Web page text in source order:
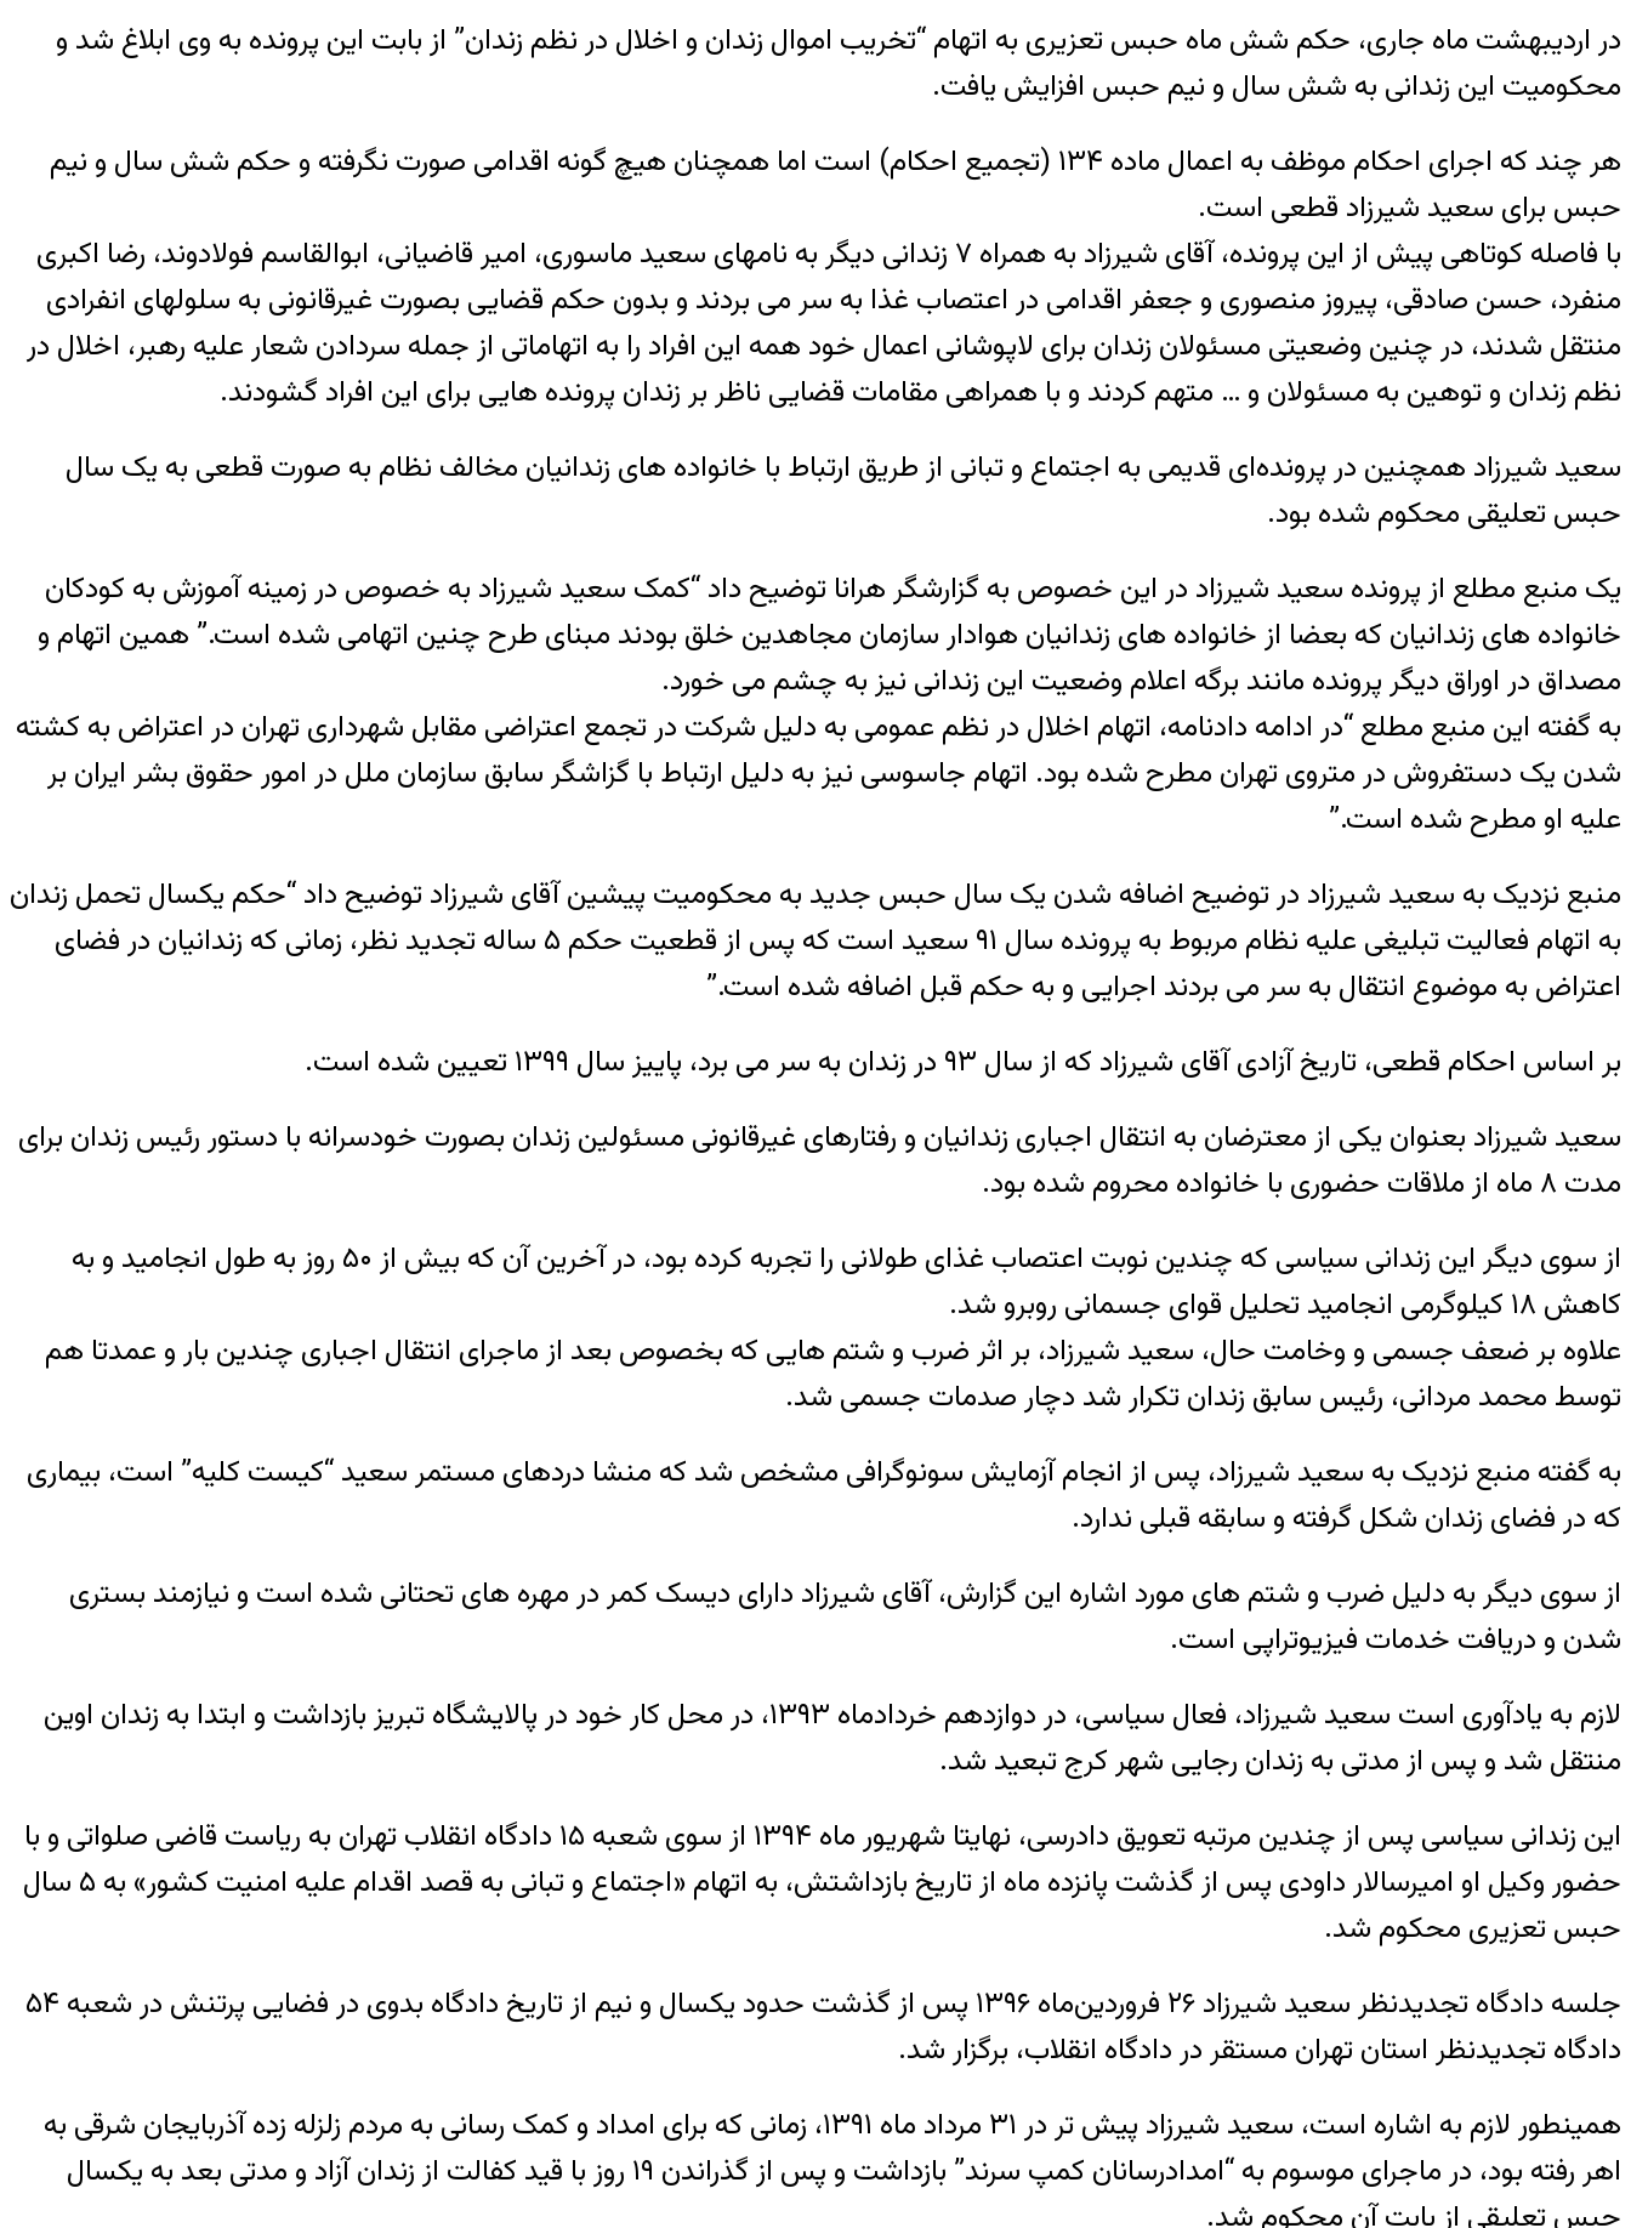
در اردیبهشت ماه جاری، حکم شش ماه حبس تعزیری به اتهام “تخریب اموال زندان و اخلال در نظم زندان” از بابت این پرونده به وی ابلاغ شد و
محکومیت این زندانی به شش سال و نیم حبس افزایش یافت.
هر چند که اجرای احکام موظف به اعمال ماده ۱۳۴ (تجمیع احکام) است اما همچنان هیچ گونه اقدامی صورت نگرفته و حکم شش سال و نیم
حبس برای سعید شیرزاد قطعی است.
با فاصله کوتاهی پیش از این پرونده، آقای شیرزاد به همراه ۷ زندانی دیگر به نامهای سعید ماسوری، امیر قاضیانی، ابوالقاسم فولادوند، رضا اکبری
منفرد، حسن صادقی، پیروز منصوری و جعفر اقدامی در اعتصاب غذا به سر می بردند و بدون حکم قضایی بصورت غیرقانونی به سلولهای انفرادی
منتقل شدند، در چنین وضعیتی مسئولان زندان برای لاپوشانی اعمال خود همه این افراد را به اتهاماتی از جمله سردادن شعار علیه رهبر، اخلال در
نظم زندان و توهین به مسئولان و … متهم کردند و با همراهی مقامات قضایی ناظر بر زندان پرونده هایی برای این افراد گشودند.
سعید شیرزاد همچنین در پرونده‌ای قدیمی به اجتماع و تبانی از طریق ارتباط با خانواده های زندانیان مخالف نظام به صورت قطعی به یک سال
حبس تعلیقی محکوم شده بود.
یک منبع مطلع از پرونده سعید شیرزاد در این خصوص به گزارشگر هرانا توضیح داد “کمک سعید شیرزاد به خصوص در زمینه آموزش به کودکان
خانواده های زندانیان که بعضا از خانواده های زندانیان هوادار سازمان مجاهدین خلق بودند مبنای طرح چنین اتهامی شده است.” همین اتهام و
مصداق در اوراق دیگر پرونده مانند برگه اعلام وضعیت این زندانی نیز به چشم می خورد.
به گفته این منبع مطلع “در ادامه دادنامه، اتهام اخلال در نظم عمومی به دلیل شرکت در تجمع اعتراضی مقابل شهرداری تهران در اعتراض به کشته
شدن یک دستفروش در متروی تهران مطرح شده بود. اتهام جاسوسی نیز به دلیل ارتباط با گزاشگر سابق سازمان ملل در امور حقوق بشر ایران بر
علیه او مطرح شده است.”
منبع نزدیک به سعید شیرزاد در توضیح اضافه شدن یک سال حبس جدید به محکومیت پیشین آقای شیرزاد توضیح داد “حکم یکسال تحمل زندان
به اتهام فعالیت تبلیغی علیه نظام مربوط به پرونده سال ۹۱ سعید است که پس از قطعیت حکم ۵ ساله تجدید نظر، زمانی که زندانیان در فضای
اعتراض به موضوع انتقال به سر می بردند اجرایی و به حکم قبل اضافه شده است.”
بر اساس احکام قطعی، تاریخ آزادی آقای شیرزاد که از سال ۹۳ در زندان به سر می برد، پاییز سال ۱۳۹۹ تعیین شده است.
سعید شیرزاد بعنوان یکی از معترضان به انتقال اجباری زندانیان و رفتارهای غیرقانونی مسئولین زندان بصورت خودسرانه با دستور رئیس زندان برای
مدت ۸ ماه از ملاقات حضوری با خانواده محروم شده بود.
از سوی دیگر این زندانی سیاسی که چندین نوبت اعتصاب غذای طولانی را تجربه کرده بود، در آخرین آن که بیش از ۵۰ روز به طول انجامید و به
کاهش ۱۸ کیلوگرمی انجامید تحلیل قوای جسمانی روبرو شد.
علاوه بر ضعف جسمی و وخامت حال، سعید شیرزاد، بر اثر ضرب و شتم هایی که بخصوص بعد از ماجرای انتقال اجباری چندین بار و عمدتا هم
توسط محمد مردانی، رئیس سابق زندان تکرار شد دچار صدمات جسمی شد.
به گفته منبع نزدیک به سعید شیرزاد، پس از انجام آزمایش سونوگرافی مشخص شد که منشا دردهای مستمر سعید “کیست کلیه” است، بیماری
که در فضای زندان شکل گرفته و سابقه قبلی ندارد.
از سوی دیگر به دلیل ضرب و شتم های مورد اشاره این گزارش، آقای شیرزاد دارای دیسک کمر در مهره های تحتانی شده است و نیازمند بستری
شدن و دریافت خدمات فیزیوتراپی است.
لازم به یادآوری است سعید شیرزاد، فعال سیاسی، در دوازدهم خردادماه ۱۳۹۳، در محل کار خود در پالایشگاه تبریز بازداشت و ابتدا به زندان اوین
منتقل شد و پس از مدتی به زندان رجایی شهر کرج تبعید شد.
این زندانی سیاسی پس از چندین مرتبه تعویق دادرسی، نهایتا شهریور ماه ۱۳۹۴ از سوی شعبه ۱۵ دادگاه انقلاب تهران به ریاست قاضی صلواتی و با
حضور وکیل او امیرسالار داودی پس از گذشت پانزده ماه از تاریخ بازداشتش، به اتهام «ﺍﺟﺘﻤﺎﻉ ﻭ ﺗﺒﺎﻧﯽ ﺑﻪ ﻗﺼﺪ ﺍﻗﺪﺍﻡ ﻋﻠﯿﻪ ﺍﻣﻨﯿﺖ ﮐﺸﻮﺭ» به ۵ سال
حبس تعزیری محکوم شد.
جلسه دادگاه تجدیدنظر سعید شیرزاد ۲۶ فروردین‌ماه ۱۳۹۶ پس از گذشت حدود یکسال و نیم از تاریخ دادگاه بدوی در فضایی پرتنش در شعبه ۵۴
دادگاه تجدیدنظر استان تهران مستقر در دادگاه انقلاب، برگزار شد.
همینطور لازم به اشاره است، سعید شیرزاد پیش تر در ٣١ مرداد ماه ۱۳۹۱، زمانى که براى امداد و کمک رسانى به مردم زلزله زده آذربایجان شرقى به
اهر رفته بود، در ماجرای موسوم به “امدادرسانان کمپ سرند” بازداشت و پس از گذراندن ١٩ روز با قید کفالت از زندان آزاد و مدتی بعد به یکسال
حبس تعلیقی از بابت آن محکوم شد.